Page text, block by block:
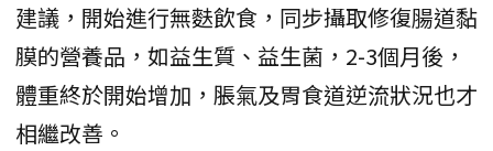
建議，開始進行無麩飲食，同步攝取修復腸道黏
膜的營養品，如益生質、益生菌，2-3個月後，
體重終於開始增加，脹氣及胃食道逆流狀況也才
相繼改善。